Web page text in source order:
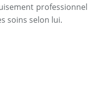
professionnel
soins selon lui.